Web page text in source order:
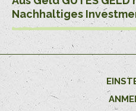
Nachhaltiges